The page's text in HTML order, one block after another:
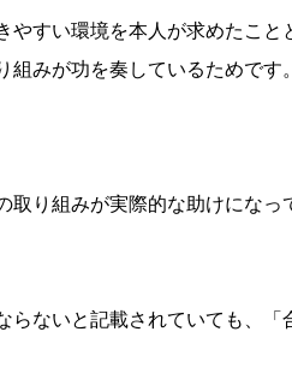
すい環境を本人が求めたこ
みが功を奏しているためです。
り組みが実際的な助けにな
ないと記載されていても、